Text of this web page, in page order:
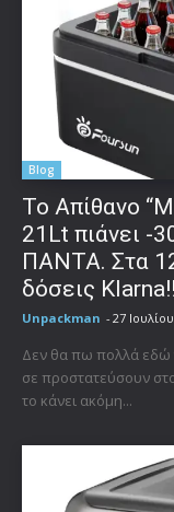
Blog
Το Απίθανο
21Lt πιάνει -
ΠΑΝΤΑ. Στα
δόσεις
Unpackman - 27
Δεν θα πω πολλά εδώ
σε προστατεύσουν
το κάνει ακόμη...